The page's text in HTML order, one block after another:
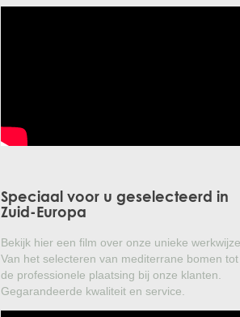
Speciaal voor u geselecteerd in
Zuid-Europa
Bekijk hier een film over onze unieke werkwijze.
Van het selecteren van mediterrane bomen tot
de professionele plaatsing bij onze klanten.
Gegarandeerde kwaliteit en service.